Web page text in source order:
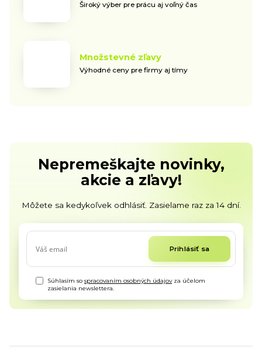
Široký výber pre prácu aj voľný čas
Množstevné zľavy
Výhodné ceny pre firmy aj tímy
Nepremeškajte novinky,
akcie a zľavy!
Môžete sa kedykoľvek odhlásiť. Zasielame raz za 14 dní.
Prihlásiť sa
Súhlasím sospracovaním osobných údajovza účelom
zasielania newslettera.